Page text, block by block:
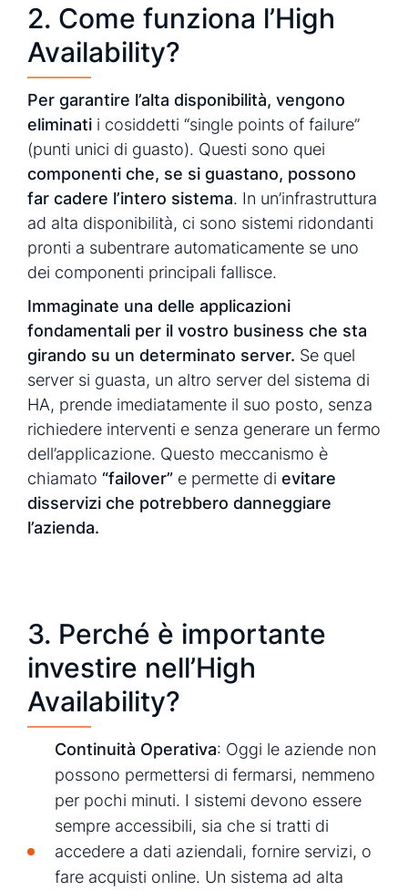
2. Come funziona l’High
Availability?
Per garantire l’alta disponibilità, vengono
eliminati i cosiddetti “single points of failure”
(punti unici di guasto). Questi sono quei
componenti che, se si guastano, possono
far cadere l’intero sistema. In un’infrastruttura
ad alta disponibilità, ci sono sistemi ridondanti
pronti a subentrare automaticamente se uno
dei componenti principali fallisce.
Immaginate una delle applicazioni
fondamentali per il vostro business che sta
girando su un determinato server. Se quel
server si guasta, un altro server del sistema di
HA, prende imediatamente il suo posto, senza
richiedere interventi e senza generare un fermo
dell’applicazione. Questo meccanismo è
chiamato “failover” e permette di evitare
disservizi che potrebbero danneggiare
l’azienda.
3. Perché è importante
investire nell’High
Availability?
Continuità Operativa: Oggi le aziende non
possono permettersi di fermarsi, nemmeno
per pochi minuti. I sistemi devono essere
sempre accessibili, sia che si tratti di
accedere a dati aziendali, fornire servizi, o
fare acquisti online. Un sistema ad alta